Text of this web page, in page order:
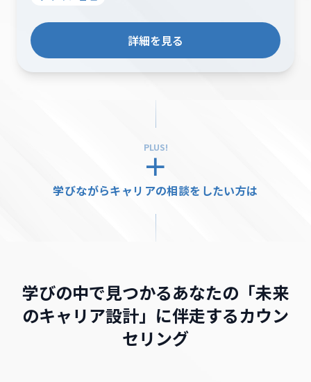
詳細を見る
PLUS!
＋
学びながらキャリアの相談をしたい方は
学びの中で見つかるあなたの「未来
のキャリア設計」に伴走するカウン
セリング